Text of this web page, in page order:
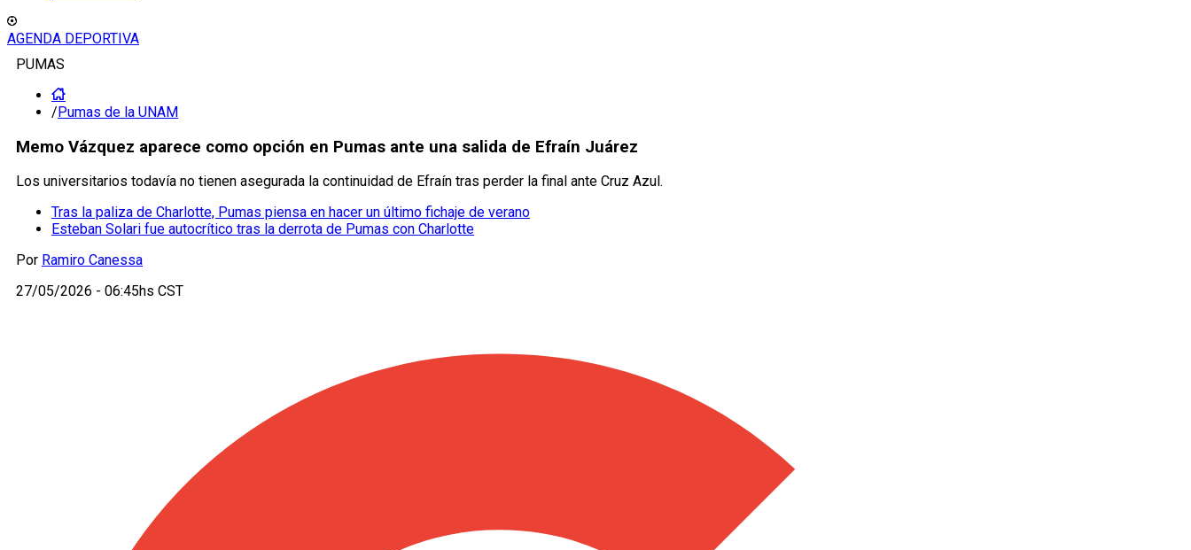
AGENDA DEPORTIVA
PUMAS
/Pumas de la UNAM
Memo Vázquez aparece como opción en Pumas ante una salida de Efraín Juárez
Los universitarios todavía no tienen asegurada la continuidad de Efraín tras perder la final ante Cruz Azul.
Tras la paliza de Charlotte, Pumas piensa en hacer un último fichaje de verano
Esteban Solari fue autocrítico tras la derrota de Pumas con Charlotte
Por Ramiro Canessa
27/05/2026 - 06:45hs CST